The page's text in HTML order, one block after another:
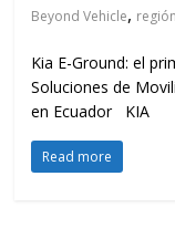
Beyond Vehicle, región
Kia E-Ground: el
Soluciones de
en Ecuador KIA
Read more